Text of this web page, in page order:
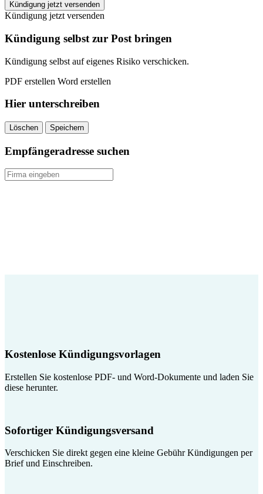
Greatnet
kündigen
quantity
Kündigung jetzt versenden
Kündigung jetzt versenden
Kündigung selbst zur Post bringen
Kündigung selbst auf eigenes Risiko verschicken.
PDF erstellen Word erstellen
Hier unterschreiben
Löschen Speichern
Empfängeradresse suchen
Kostenlose Kündigungsvorlagen
Erstellen Sie kostenlose PDF- und Word-Dokumente und laden Sie
diese herunter.
Sofortiger Kündigungsversand
Verschicken Sie direkt gegen eine kleine Gebühr Kündigungen per
Brief und Einschreiben.